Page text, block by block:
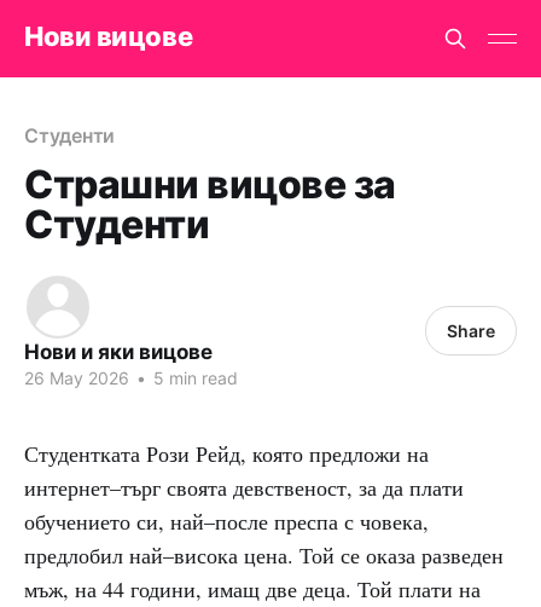
Нови вицове
Студенти
Страшни вицове за
Студенти
Нови и яки вицове
26 May 2026 • 5 min read
Share
Студентката Рози Рейд, която предложи на
интернет–търг своята девственост, за да плати
обучението си, най–после преспа с човека,
предлобил най–висока цена. Той се оказа разведен
мъж, на 44 години, имащ две деца. Той плати на